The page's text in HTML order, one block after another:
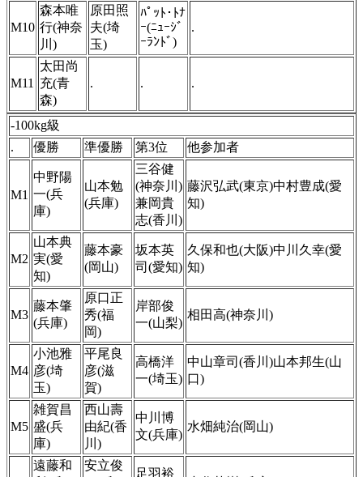
M10
森本唯
行(神奈
川)
原田照
夫(埼
玉)
ﾊﾟｯﾄ･ﾄﾅ
ｰ(ﾆｭｰｼﾞ
ｰﾗﾝﾄﾞ)
.
M11
太田尚
充(青
森)
. . .
-100kg級
.
優勝 準優勝 第3位 他参加者
M1
中野陽
一(兵
庫)
山本勉
(兵庫)
三谷健
(神奈川)
兼岡貴
志(香川)
藤沢弘武(東京)中村豊成(愛
知)
M2
山本典
実(愛
知)
藤本豪
(岡山)
坂本英
司(愛知)
久保和也(大阪)中川久幸(愛
知)
M3
藤本肇
(兵庫)
原口正
秀(福
岡)
岸部俊
一(山梨)
相田高(神奈川)
M4
小池雅
彦(埼
玉)
平尾良
彦(滋
賀)
高橋洋
一(埼玉)
中山章司(香川)山本邦生(山
口)
M5
雑賀昌
盛(兵
庫)
西山壽
由紀(香
川)
中川博
文(兵庫)
水畑純治(岡山)
遠藤和
安立俊
足羽裕